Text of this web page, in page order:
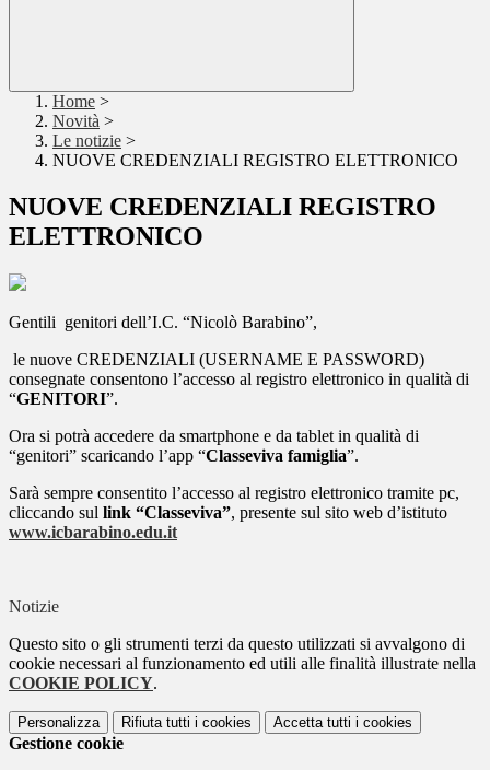
Home >
Novità >
Le notizie >
NUOVE CREDENZIALI REGISTRO ELETTRONICO
NUOVE CREDENZIALI REGISTRO
ELETTRONICO
Gentili genitori dell’I.C. “Nicolò Barabino”,
le nuove CREDENZIALI (USERNAME E PASSWORD)
consegnate consentono l’accesso al registro elettronico in qualità di
“GENITORI”.
Ora si potrà accedere da smartphone e da tablet in qualità di
“genitori” scaricando l’app “Classeviva famiglia”.
Sarà sempre consentito l’accesso al registro elettronico tramite pc,
cliccando sul link “Classeviva”, presente sul sito web d’istituto
www.icbarabino.edu.it
Notizie
Questo sito o gli strumenti terzi da questo utilizzati si avvalgono di
cookie necessari al funzionamento ed utili alle finalità illustrate nella
COOKIE POLICY.
Personalizza Rifiuta tutti i cookies Accetta tutti i cookies
Gestione cookie